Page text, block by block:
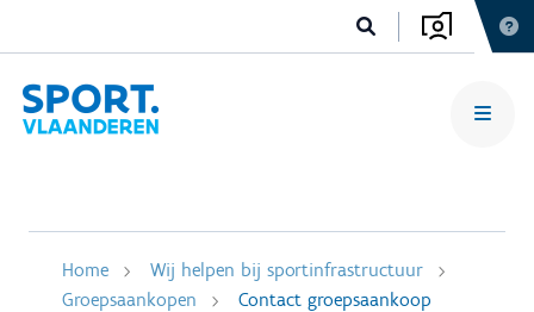
Home
Wij helpen bij sportinfrastructuur
Groepsaankopen
Contact groepsaankoop